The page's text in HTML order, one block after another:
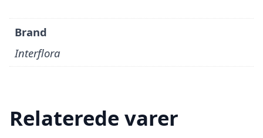
Brand
Interflora
Relaterede varer